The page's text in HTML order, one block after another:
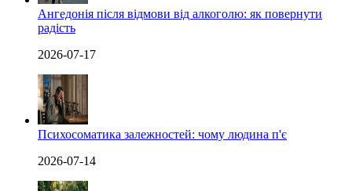
Ангедонія після відмови від алкоголю: як повернути
радість
2026-07-17
Психосоматика залежностей: чому людина п'є
2026-07-14